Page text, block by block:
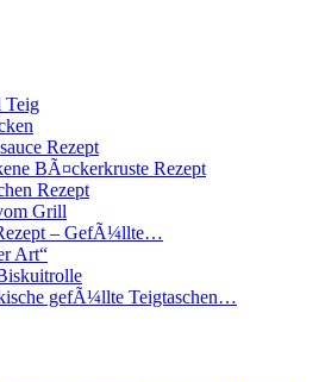
Teig
Rezept
BÃ¤ckerkruste Rezept
Rezept
Grill
– GefÃ¼llte…
Art“
gefÃ¼llte Teigtaschen…